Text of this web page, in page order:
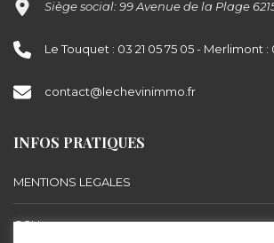
Siège social: 99 Avenue de la Plage
Le Touquet : 03 21 05 75 05 - Merlimont :
contact@lechevinimmo.fr
INFOS PRATIQUES
MENTIONS LEGALES
CGU